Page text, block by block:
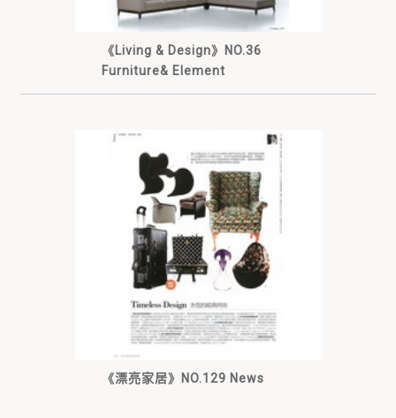
《Living & Design》NO.36
Furniture& Element
《漂亮家居》NO.129 News